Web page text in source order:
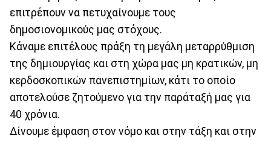
επιτρέπουν να πετυχαίνουμε τους
δημοσιονομικούς μας στόχους.
Κάναμε επιτέλους πράξη τη μεγάλη μεταρρύθμιση
της δημιουργίας και στη χώρα μας μη κρατικών, μη
κερδοσκοπικών πανεπιστημίων, κάτι το οποίο
αποτελούσε ζητούμενο για την παράταξή μας για
40 χρόνια.
Δίνουμε έμφαση στον νόμο και στην τάξη και στην